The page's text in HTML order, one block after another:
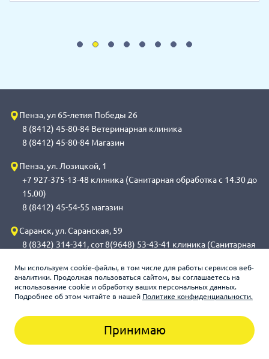
Мы используем cookie-файлы, в том числе для работы сервисов веб-
аналитики. Продолжая пользоваться сайтом, вы соглашаетесь на
использование cookie и обработку ваших персональных данных.
Подробнее об этом читайте в нашей Политике конфиденциальности.
Принимаю
Пенза, ул 65-летия Победы 26
8 (8412) 45-80-84 Ветеринарная клиника
8 (8412) 45-80-84 Магазин
Пенза, ул. Лозицкой, 1
+7 927-375-13-48 клиника (Санитарная обработка с 14.30 до
15.00)
8 (8412) 45-54-55 магазин
Саранск, ул. Саранская, 59
8 (8342) 314-341, сот 8(9648) 53-43-41 клиника (Санитарная
8 (8342) 272-275 магазин
Зооцентр «Счастливый слон», 2026